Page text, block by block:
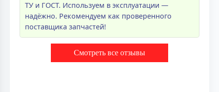
ТУ и ГОСТ. Используем в эксплуатации —
надёжно. Рекомендуем как проверенного
поставщика запчастей!
Смотреть все отзывы